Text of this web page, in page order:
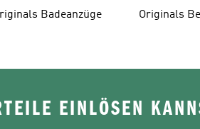
Badeanzüge
Originals
EINLÖSEN